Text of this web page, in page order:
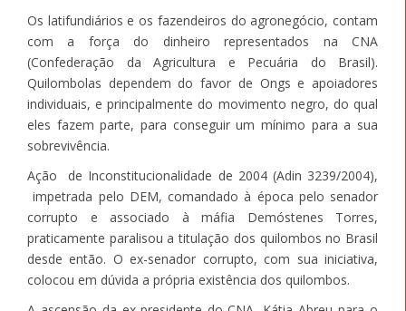
Os latifundiários e os fazendeiros do agronegócio, contam
com a força do dinheiro representados na CNA
(Confederação da Agricultura e Pecuária do Brasil).
Quilombolas dependem do favor de Ongs e apoiadores
individuais, e principalmente do movimento negro, do qual
eles fazem parte, para conseguir um mínimo para a sua
sobrevivência.
Ação de Inconstitucionalidade de 2004 (Adin 3239/2004),
impetrada pelo DEM, comandado à época pelo senador
corrupto e associado à máfia Demóstenes Torres,
praticamente paralisou a titulação dos quilombos no Brasil
desde então. O ex-senador corrupto, com sua iniciativa,
colocou em dúvida a própria existência dos quilombos.